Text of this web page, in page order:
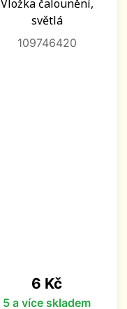
Vložka čalounění,
světlá
109746420
Cena
6 Kč
5 a více skladem